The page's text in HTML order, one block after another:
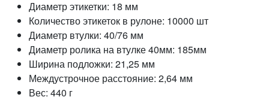
Диаметр этикетки: 18 мм
Количество этикеток в рулоне: 10000 шт
Диаметр втулки: 40/76 мм
Диаметр ролика на втулке 40мм: 185мм
Ширина подложки: 21,25 мм
Междустрочное расстояние: 2,64 мм
Вес: 440 г